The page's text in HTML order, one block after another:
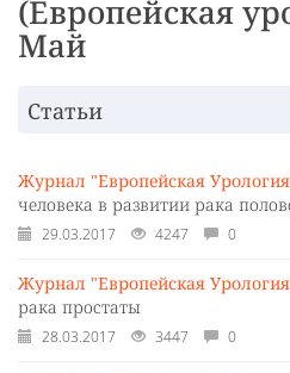
(Европейская
Май
Статьи
Журнал "Европейская
человека в развитии рака
29.03.2017 4247 0
Журнал "Европейская
рака простаты
28.03.2017 3447 0